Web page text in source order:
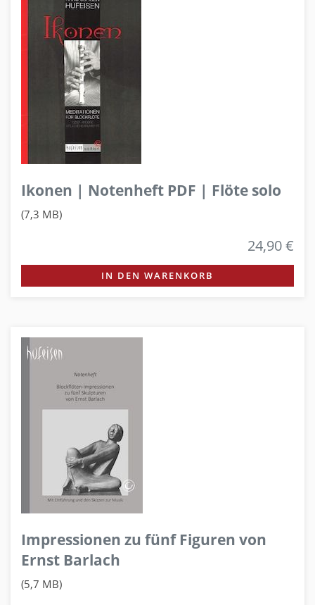
Ikonen | Notenheft PDF | Flöte solo
(7,3 MB)
24,90 €
IN DEN WARENKORB
Impressionen zu fünf Figuren von
Ernst Barlach
(5,7 MB)